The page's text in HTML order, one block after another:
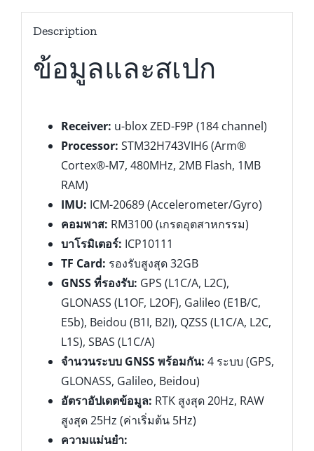
Description
ข้อมูลและสเปก
Receiver: u-blox ZED-F9P (184 channel)
Processor: STM32H743VIH6 (Arm®
Cortex®-M7, 480MHz, 2MB Flash, 1MB
RAM)
IMU: ICM-20689 (Accelerometer/Gyro)
คอมพาส: RM3100 (เกรดอุตสาหกรรม)
บาโรมิเตอร์: ICP10111
TF Card: รองรับสูงสุด 32GB
GNSS ที่รองรับ: GPS (L1C/A, L2C),
GLONASS (L1OF, L2OF), Galileo (E1B/C,
E5b), Beidou (B1I, B2I), QZSS (L1C/A, L2C,
L1S), SBAS (L1C/A)
จำนวนระบบ GNSS พร้อมกัน: 4 ระบบ (GPS,
GLONASS, Galileo, Beidou)
อัตราอัปเดตข้อมูล: RTK สูงสุด 20Hz, RAW
สูงสุด 25Hz (ค่าเริ่มต้น 5Hz)
ความแม่นยำ: